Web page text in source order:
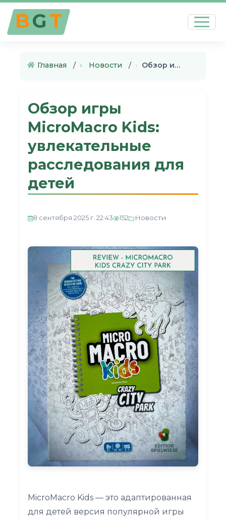
BGT
Главная › Новости › Обзор игры MicroMacro Kids: у…
Обзор игры
MicroMacro Kids:
увлекательные
расследования для
детей
8 сентября 2025 г. 22:43 152 Новости
MicroMacro Kids — это адаптированная
для детей версия популярной игры